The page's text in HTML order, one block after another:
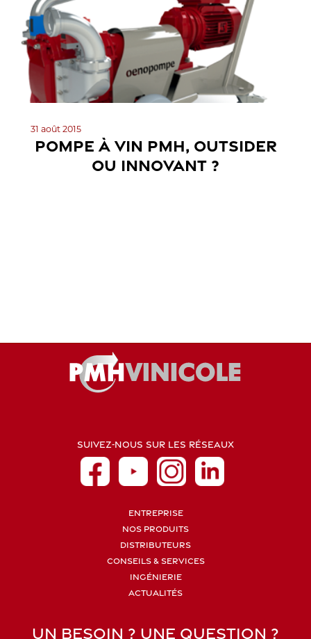
31 août 2015
POMPE À VIN PMH, OUTSIDER
OU INNOVANT ?
SUIVEZ-NOUS SUR LES RÉSEAUX
ENTREPRISE
NOS PRODUITS
DISTRIBUTEURS
CONSEILS & SERVICES
INGÉNIERIE
ACTUALITÉS
UN BESOIN ? UNE QUESTION ?